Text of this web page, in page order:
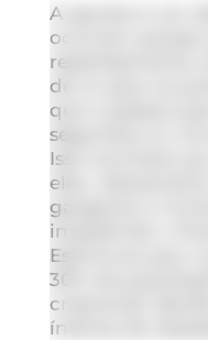
A apneia é um
ocorrem pausas
repetidamente,
de ar para os
que a pessoa
segundos ou
Isso acontece
eles,
garganta e
impedindo o
Estima-se que o
30% da
crescendo
índices de